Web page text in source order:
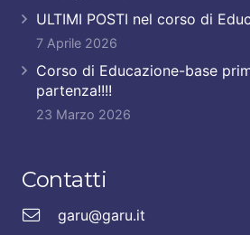
ULTIMI POSTI nel corso di
7 Aprile 2026
Corso di Educazione-base
partenza!!!!
23 Marzo 2026
Contatti
garu@garu.it